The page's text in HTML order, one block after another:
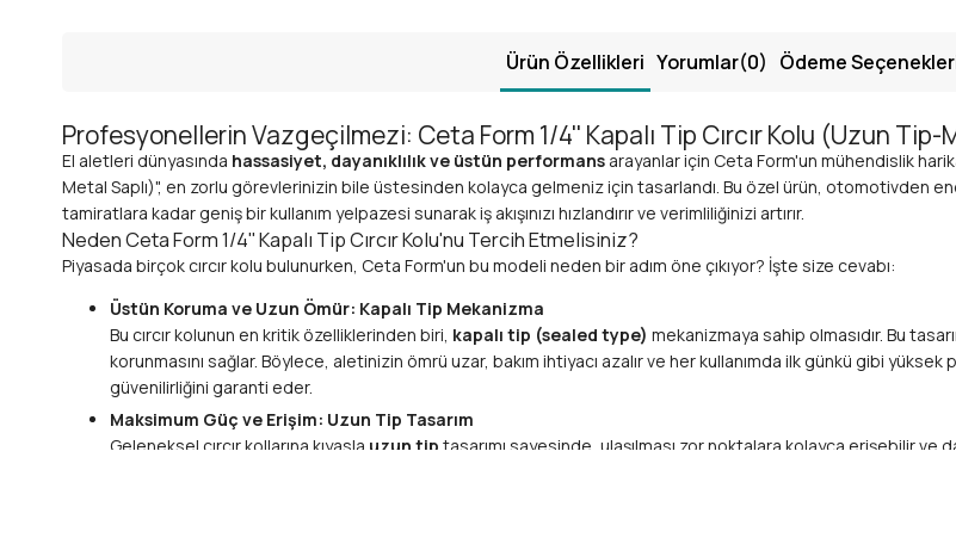
Ürün Özellikleri Yorumlar(0) Ödeme
Profesyonellerin Vazgeçilmezi: Ceta Form 1/4'' Kapalı Tip Cırcır Kolu (Uzun Tip-
El aletleri dünyasında hassasiyet, dayanıklılık ve üstün performans arayanlar için Ceta Form'un mühendislik
Metal Saplı)", en zorlu görevlerinizin bile üstesinden kolayca gelmeniz için tasarlandı. Bu özel ürün, otomotivden
tamiratlara kadar geniş bir kullanım yelpazesi sunarak iş akışınızı hızlandırır ve verimliliğinizi artırır.
Neden Ceta Form 1/4'' Kapalı Tip Cırcır Kolu'nu Tercih Etmelisiniz?
Piyasada birçok cırcır kolu bulunurken, Ceta Form'un bu modeli neden bir adım öne çıkıyor? İşte size cevabı:
Üstün Koruma ve Uzun Ömür: Kapalı Tip Mekanizma
Bu cırcır kolunun en kritik özelliklerinden biri, kapalı tip (sealed type) mekanizmaya sahip olmasıdır. Bu
korunmasını sağlar. Böylece, aletinizin ömrü uzar, bakım ihtiyacı azalır ve her kullanımda ilk günkü gibi
güvenilirliğini garanti eder.
Maksimum Güç ve Erişim: Uzun Tip Tasarım
Geleneksel cırcır kollarına kıyasla uzun tip tasarımı sayesinde, ulaşılması zor noktalara kolayca erişebilir